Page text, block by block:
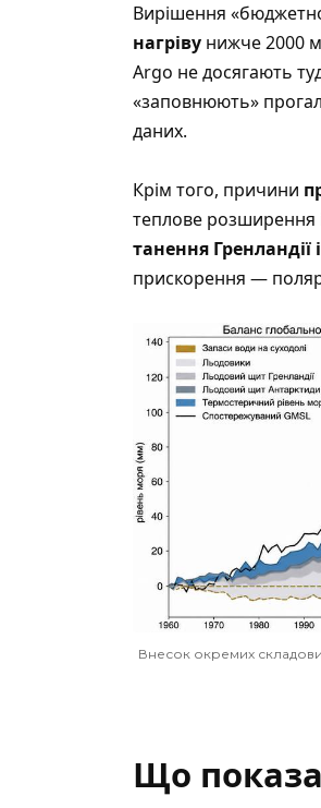
Вирішення
нагріву нижче 2000
Argo не досягають
«заповнюють»
даних.
Крім того, причини
теплове розширення
танення Гренландії
прискорення —
Внесок окремих
Що